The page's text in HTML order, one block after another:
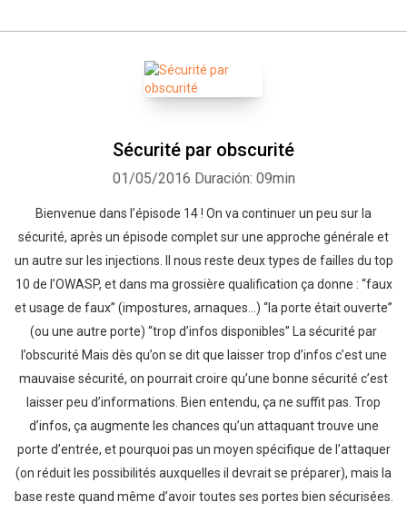
Sécurité par obscurité
01/05/2016 Duración: 09min
Bienvenue dans l’épisode 14 ! On va continuer un peu sur la
sécurité, après un épisode complet sur une approche générale et
un autre sur les injections. Il nous reste deux types de failles du top
10 de l’OWASP, et dans ma grossière qualification ça donne : “faux
et usage de faux” (impostures, arnaques…) “la porte était ouverte”
(ou une autre porte) “trop d’infos disponibles” La sécurité par
l’obscurité Mais dès qu’on se dit que laisser trop d’infos c’est une
mauvaise sécurité, on pourrait croire qu’une bonne sécurité c’est
laisser peu d’informations. Bien entendu, ça ne suffit pas. Trop
d’infos, ça augmente les chances qu’un attaquant trouve une
porte d’entrée, et pourquoi pas un moyen spécifique de l’attaquer
(on réduit les possibilités auxquelles il devrait se préparer), mais la
base reste quand même d’avoir toutes ses portes bien sécurisées.